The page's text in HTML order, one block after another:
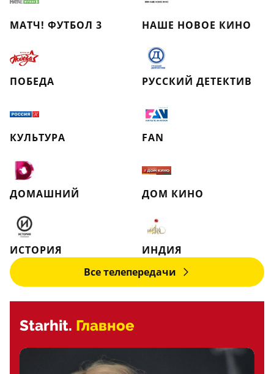
МАТЧ! ФУТБОЛ 3 НАШЕ НОВОЕ КИНО
ПОБЕДА РУССКИЙ ДЕТЕКТИВ
КУЛЬТУРА FAN
ДОМАШНИЙ ДОМ КИНО
ИСТОРИЯ
ИНДИЯ
Все телепередачи
Starhit. Главное